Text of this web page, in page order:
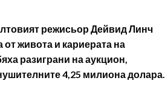
режисьор Дейвид Линч
от живота и кариерата на
разиграни на аукцион,
4,25 милиона долара.